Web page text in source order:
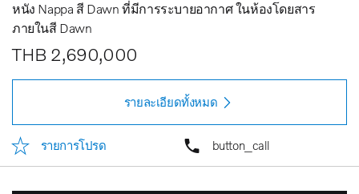
หนัง Nappa สี Dawn ที่มีการระบายอากาศ ในห้องโดยสาร
ภายในสี Dawn
THB 2,690,000
รายละเอียดทั้งหมด
รายการโปรด button_call